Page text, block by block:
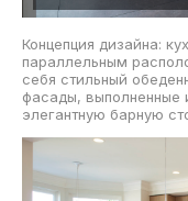
Концепция дизайна:
параллельным
себя стильный
фасады, выполненные
элегантную барную